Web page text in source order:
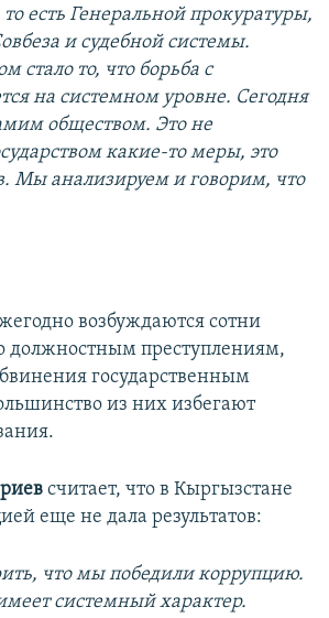
есть Генеральной прокуратуры,
и судебной системы.
стало то, что борьба с
на системном уровне. Сегодня
обществом. Это не
какие-то меры, это
Мы анализируем и говорим, что
возбуждаются сотни
должностным преступлениям,
государственным
из них избегают
считает, что в Кыргызстане
еще не дала результатов:
что мы победили коррупцию.
системный характер.